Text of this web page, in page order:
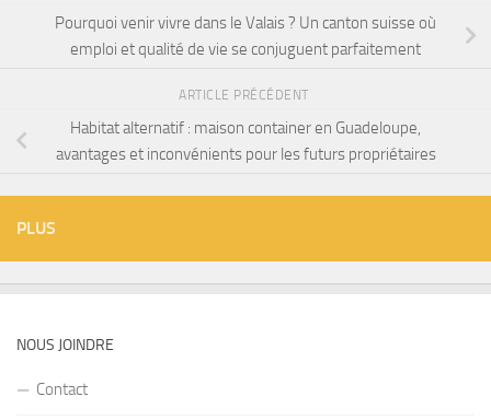
Pourquoi venir vivre dans le Valais ? Un canton suisse où
emploi et qualité de vie se conjuguent parfaitement
ARTICLE PRÉCÉDENT
Habitat alternatif : maison container en Guadeloupe,
avantages et inconvénients pour les futurs propriétaires
PLUS
NOUS JOINDRE
Contact